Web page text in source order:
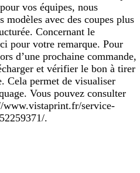
vos équipes, nous
modèles avec des coupes plus
Concernant le
pour votre remarque. Pour
d’une prochaine commande,
et vérifier le bon à tirer
Cela permet de visualiser
Vous pouvez consulter
www.vistaprint.fr/service-
.